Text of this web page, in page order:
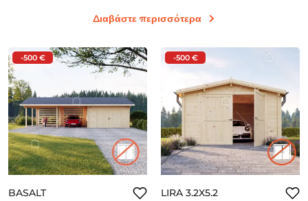
Διαβάστε περισσότερα
-500 €
BASALT
-500 €
LIRA 3.2X5.2